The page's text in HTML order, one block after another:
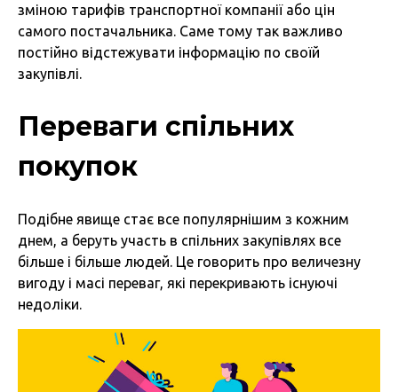
зміною тарифів транспортної компанії або цін
самого постачальника. Саме тому так важливо
постійно відстежувати інформацію по своїй
закупівлі.
Переваги спільних
покупок
Подібне явище стає все популярнішим з кожним
днем, а беруть участь в спільних закупівлях все
більше і більше людей. Це говорить про величезну
вигоду і масі переваг, які перекривають існуючі
недоліки.